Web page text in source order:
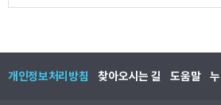
개인정보처리방침 찾아오시는 길 도움말